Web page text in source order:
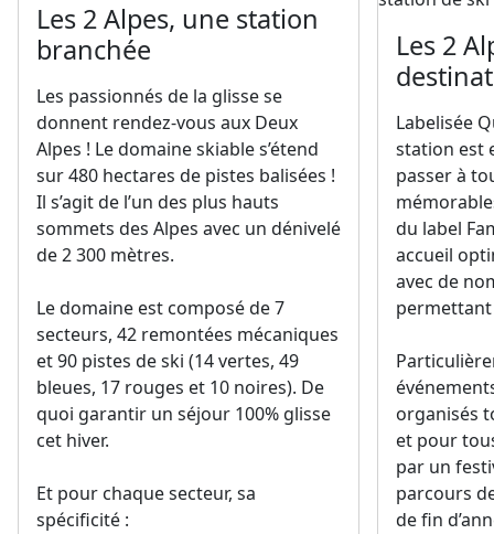
Les 2 Alpes, une station
branchée
Les passionnés de la glisse se
donnent rendez-vous aux Deux
Alpes ! Le domaine skiable s’étend
sur 480 hectares de pistes balisées !
Il s’agit de l’un des plus hauts
sommets des Alpes avec un dénivelé
de 2 300 mètres.
Le domaine est composé de 7
secteurs, 42 remontées mécaniques
et 90 pistes de ski (14 vertes, 49
bleues, 17 rouges et 10 noires). De
quoi garantir un séjour 100% glisse
cet hiver.
Et pour chaque secteur, sa
spécificité :
Les 2
Labelisée
station est
passer à
du label
accueil
avec de
organisés
et pour
par un
parcours
de fin